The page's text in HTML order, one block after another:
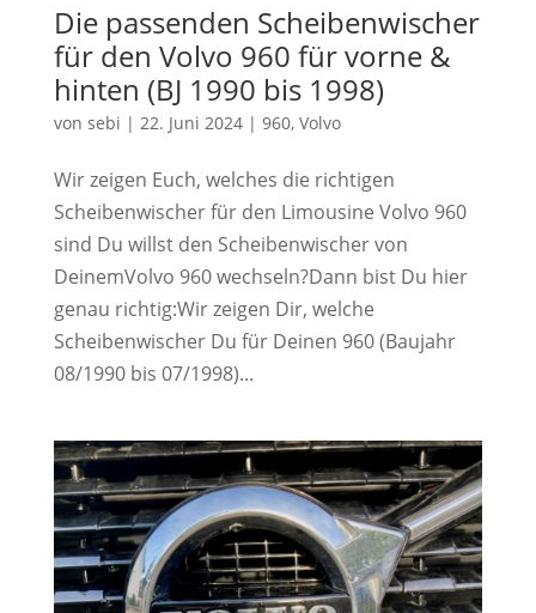
Die passenden Scheibenwischer
für den Volvo 960 für vorne &
hinten (BJ 1990 bis 1998)
von sebi | 22. Juni 2024| 960, Volvo
Wir zeigen Euch, welches die richtigen
Scheibenwischer für den Limousine Volvo 960
sind Du willst den Scheibenwischer von
DeinemVolvo 960 wechseln?Dann bist Du hier
genau richtig:Wir zeigen Dir, welche
Scheibenwischer Du für Deinen 960 (Baujahr
08/1990 bis 07/1998)...